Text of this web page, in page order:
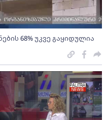
68% უკვე გაყიდულია